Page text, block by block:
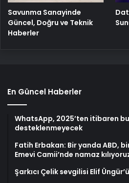
Savunma Sanayinde
Güncel, Doğru ve Teknik
Haberler
En Güncel Haberler
WhatsApp, 2025’ten itibaren
desteklenmeyecek
Fatih Erbakan: Bir yanda ABD,
Emevi Camii’nde namaz
Şarkıcı Çelik sevgilisi Elif